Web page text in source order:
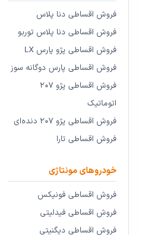
فروش اقساطی دنا پلاس
فروش اقساطی دنا پلاس توربو
فروش اقساطی پژو پارس LX
فروش اقساطی پارس دوگانه سوز
فروش اقساطی پژو ۲۰۷
اتوماتیک
فروش اقساطی پژو ۲۰۷ دنده‌ای
فروش اقساطی تارا
خودروهای مونتاژی
فروش اقساطی فونیکس
فروش اقساطی فیدلیتی
فروش اقساطی دیگنیتی